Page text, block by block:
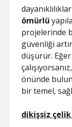
ömürlü
projelerinde
güvenliği
düşürür.
önünde
bir temel,
dikişsiz